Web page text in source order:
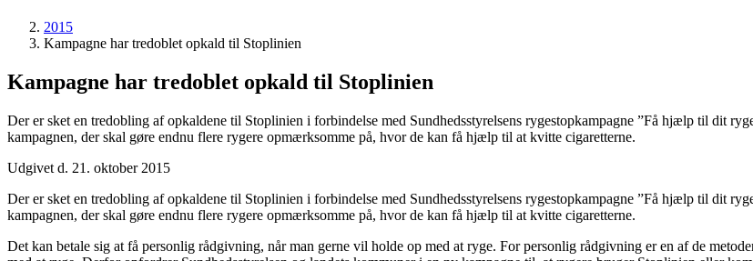
2015
Kampagne har tredoblet opkald til Stoplinien
Kampagne har tredoblet opkald til Stoplinien
Der er sket en tredobling af opkaldene til Stoplinien i forbindelse med Sundhedsstyrelsens rygestopkampagne ”Få hjælp til dit
kampagnen, der skal gøre endnu flere rygere opmærksomme på, hvor de kan få hjælp til at kvitte cigaretterne.
Udgivet d. 21. oktober 2015
Der er sket en tredobling af opkaldene til Stoplinien i forbindelse med Sundhedsstyrelsens rygestopkampagne ”Få hjælp til dit
kampagnen, der skal gøre endnu flere rygere opmærksomme på, hvor de kan få hjælp til at kvitte cigaretterne.
Det kan betale sig at få personlig rådgivning, når man gerne vil holde op med at ryge. For personlig rådgivning er en af de